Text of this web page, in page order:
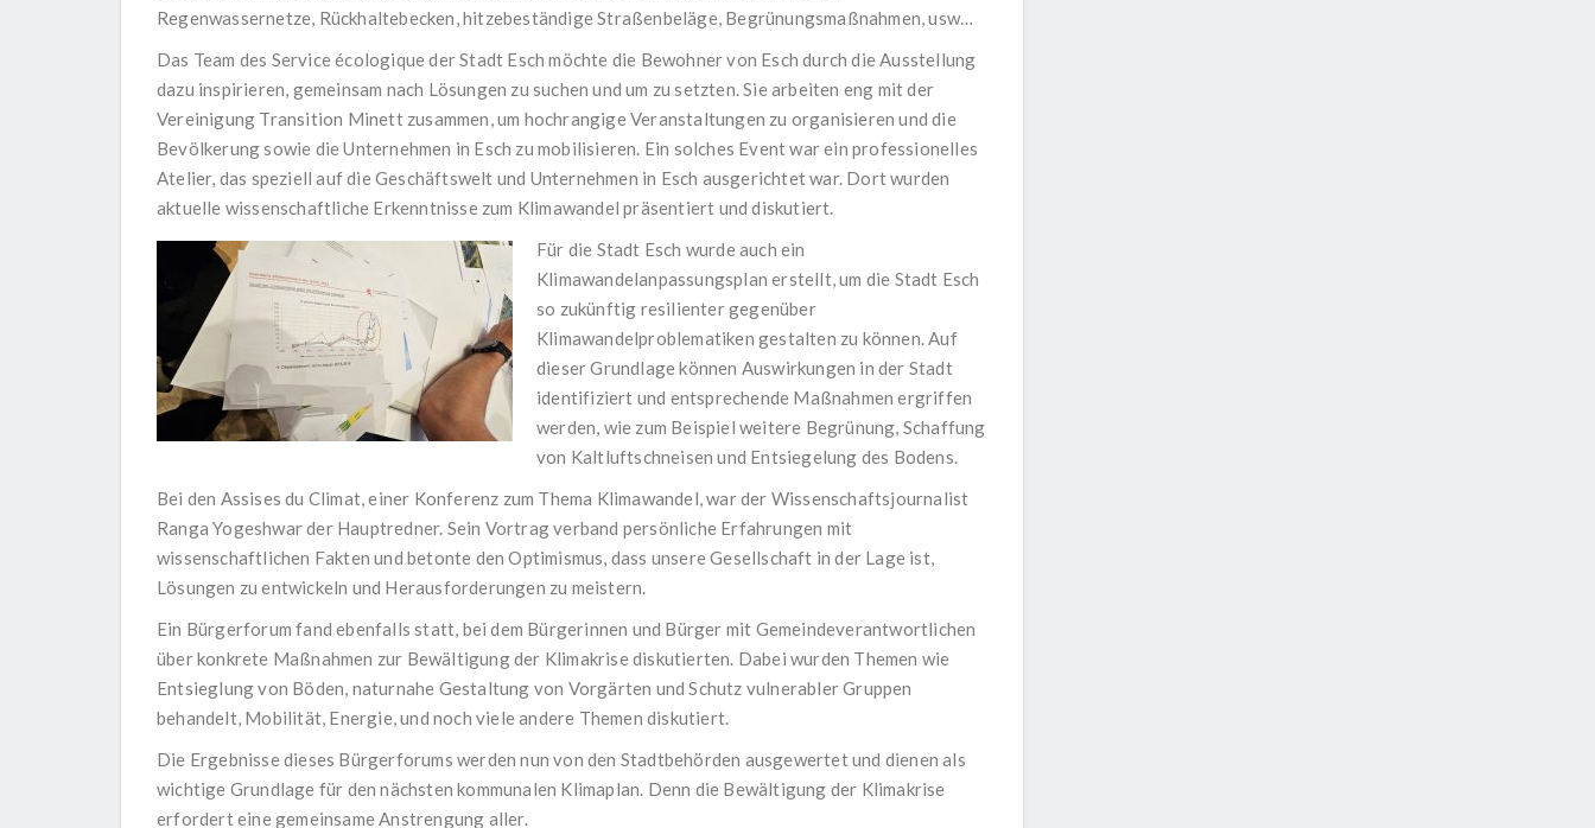
Regenwassernetze, Rückhaltebecken, hitzebeständige Straßenbeläge, Begrünungsmaßnahmen, usw…
Das Team des Service écologique der Stadt Esch möchte die Bewohner von Esch durch die Ausstellung
dazu inspirieren, gemeinsam nach Lösungen zu suchen und um zu setzten. Sie arbeiten eng mit der
Vereinigung Transition Minett zusammen, um hochrangige Veranstaltungen zu organisieren und die
Bevölkerung sowie die Unternehmen in Esch zu mobilisieren. Ein solches Event war ein professionelles
Atelier, das speziell auf die Geschäftswelt und Unternehmen in Esch ausgerichtet war. Dort wurden
aktuelle wissenschaftliche Erkenntnisse zum Klimawandel präsentiert und diskutiert.
Für die Stadt Esch wurde auch ein
Klimawandelanpassungsplan erstellt, um die Stadt Esch
so zukünftig resilienter gegenüber
Klimawandelproblematiken gestalten zu können. Auf
dieser Grundlage können Auswirkungen in der Stadt
identifiziert und entsprechende Maßnahmen ergriffen
werden, wie zum Beispiel weitere Begrünung, Schaffung
von Kaltluftschneisen und Entsiegelung des Bodens.
Bei den Assises du Climat, einer Konferenz zum Thema Klimawandel, war der Wissenschaftsjournalist
Ranga Yogeshwar der Hauptredner. Sein Vortrag verband persönliche Erfahrungen mit
wissenschaftlichen Fakten und betonte den Optimismus, dass unsere Gesellschaft in der Lage ist,
Lösungen zu entwickeln und Herausforderungen zu meistern.
Ein Bürgerforum fand ebenfalls statt, bei dem Bürgerinnen und Bürger mit Gemeindeverantwortlichen
über konkrete Maßnahmen zur Bewältigung der Klimakrise diskutierten. Dabei wurden Themen wie
Entsieglung von Böden, naturnahe Gestaltung von Vorgärten und Schutz vulnerabler Gruppen
behandelt, Mobilität, Energie, und noch viele andere Themen diskutiert.
Die Ergebnisse dieses Bürgerforums werden nun von den Stadtbehörden ausgewertet und dienen als
wichtige Grundlage für den nächsten kommunalen Klimaplan. Denn die Bewältigung der Klimakrise
erfordert eine gemeinsame Anstrengung aller.